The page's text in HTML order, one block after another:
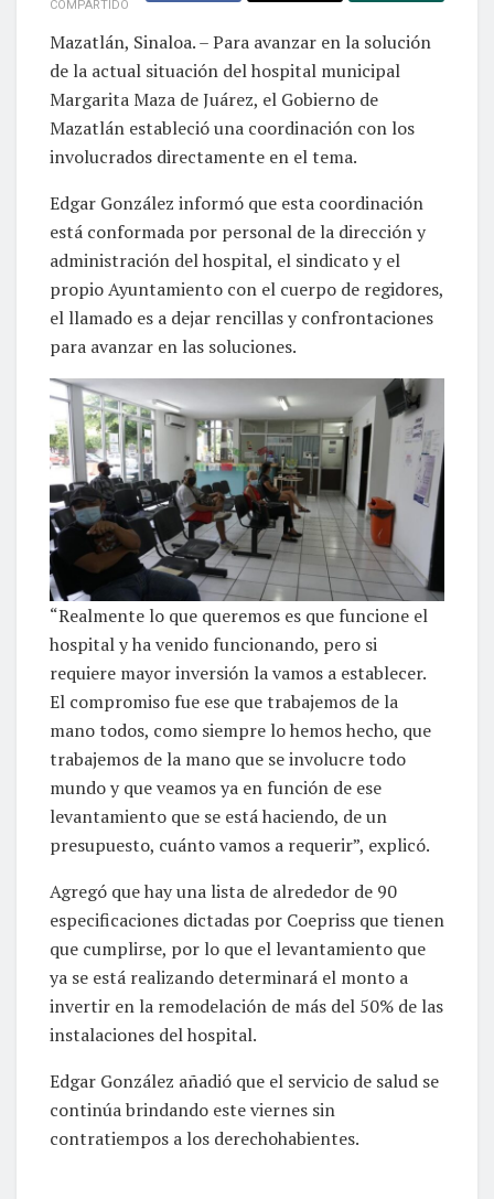
COMPARTIDO
Mazatlán, Sinaloa. – Para avanzar en la solución
de la actual situación del hospital municipal
Margarita Maza de Juárez, el Gobierno de
Mazatlán estableció una coordinación con los
involucrados directamente en el tema.
Edgar González informó que esta coordinación
está conformada por personal de la dirección y
administración del hospital, el sindicato y el
propio Ayuntamiento con el cuerpo de regidores,
el llamado es a dejar rencillas y confrontaciones
para avanzar en las soluciones.
“Realmente lo que queremos es que funcione el
hospital y ha venido funcionando, pero si
requiere mayor inversión la vamos a establecer.
El compromiso fue ese que trabajemos de la
mano todos, como siempre lo hemos hecho, que
trabajemos de la mano que se involucre todo
mundo y que veamos ya en función de ese
levantamiento que se está haciendo, de un
presupuesto, cuánto vamos a requerir”, explicó.
Agregó que hay una lista de alrededor de 90
especificaciones dictadas por Coepriss que tienen
que cumplirse, por lo que el levantamiento que
ya se está realizando determinará el monto a
invertir en la remodelación de más del 50% de las
instalaciones del hospital.
Edgar González añadió que el servicio de salud se
continúa brindando este viernes sin
contratiempos a los derechohabientes.